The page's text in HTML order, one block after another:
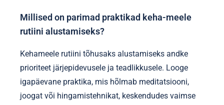
Millised on parimad praktikad keha-meele
rutiini alustamiseks?
Kehameele rutiini tõhusaks alustamiseks andke
prioriteet järjepidevusele ja teadlikkusele. Looge
igapäevane praktika, mis hõlmab meditatsiooni,
joogat või hingamistehnikat, keskendudes vaimse